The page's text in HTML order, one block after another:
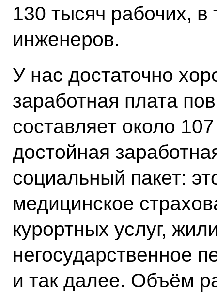
130 тысяч рабочих,
инженеров.
У нас достаточно
заработная плата
составляет около
достойная
социальный пакет:
медицинское
курортных услуг,
негосударственное
и так далее. Объём